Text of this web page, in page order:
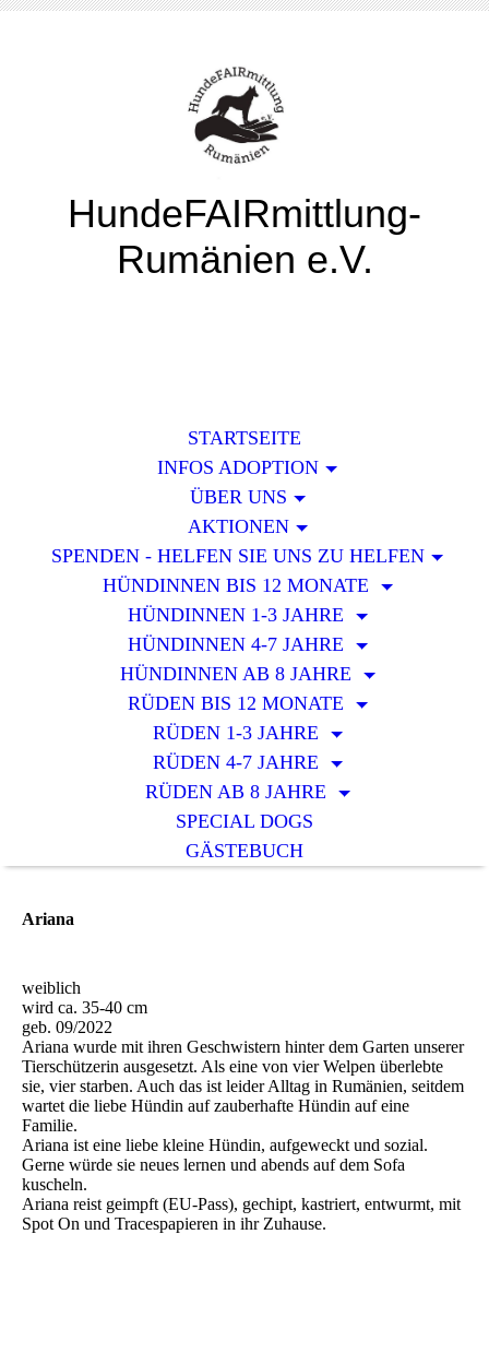
HundeFAIRmittlung-
Rumänien e.V.
STARTSEITE
INFOS ADOPTION
ÜBER UNS
AKTIONEN
SPENDEN - HELFEN SIE UNS ZU HELFEN
HÜNDINNEN BIS 12 MONATE
HÜNDINNEN 1-3 JAHRE
HÜNDINNEN 4-7 JAHRE
HÜNDINNEN AB 8 JAHRE
RÜDEN BIS 12 MONATE
RÜDEN 1-3 JAHRE
RÜDEN 4-7 JAHRE
RÜDEN AB 8 JAHRE
SPECIAL DOGS
GÄSTEBUCH
Ariana
weiblich
wird ca. 35-40 cm
geb. 09/2022
Ariana wurde mit ihren Geschwistern hinter dem Garten unserer
Tierschützerin ausgesetzt. Als eine von vier Welpen überlebte
sie, vier starben. Auch das ist leider Alltag in Rumänien, seitdem
wartet die liebe Hündin auf zauberhafte Hündin auf eine
Familie.
Ariana ist eine liebe kleine Hündin, aufgeweckt und sozial.
Gerne würde sie neues lernen und abends auf dem Sofa
kuscheln.
Ariana reist geimpft (EU-Pass), gechipt, kastriert, entwurmt, mit
Spot On und Tracespapieren in ihr Zuhause.